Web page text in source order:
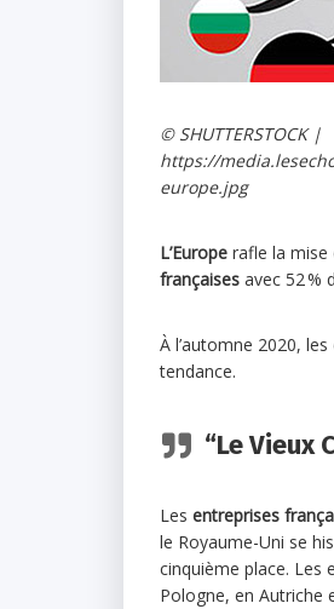
© SHUTTERSTOCK |
https://
europe.jpg
L’Europe rafle la mise
françaises avec 52 %
À l’automne 2020,
tendance.
“Le Vieux
Les entreprises
le Royaume-Uni se
cinquième place. Les
Pologne, en Autriche